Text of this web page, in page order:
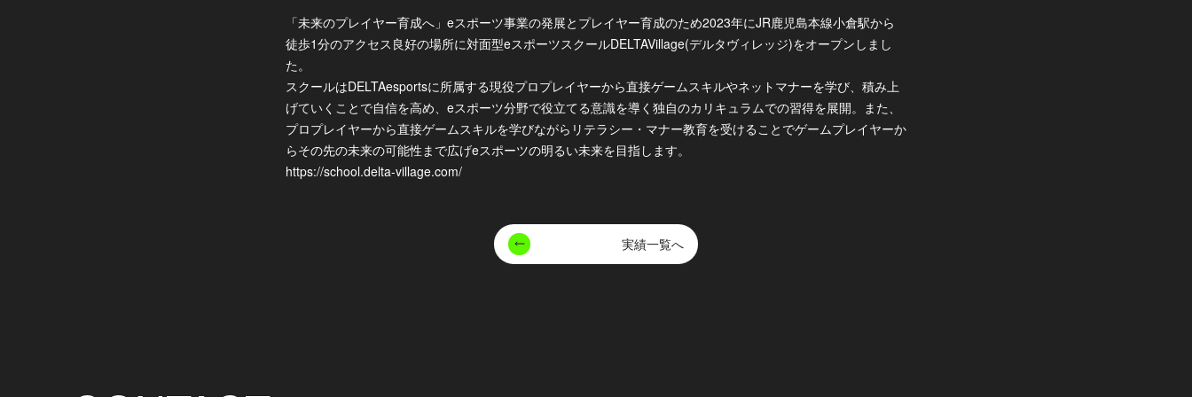
「未来のプレイヤー育成へ」eスポーツ事業の発展とプレイヤー育成のため2023年にJR鹿児島本線小倉駅から
徒歩1分のアクセス良好の場所に対面型eスポーツスクールDELTAVillage(デルタヴィレッジ)をオープンしまし
た。
スクールはDELTAesportsに所属する現役プロプレイヤーから直接ゲームスキルやネットマナーを学び、積み上
げていくことで自信を高め、eスポーツ分野で役立てる意識を導く独自のカリキュラムでの習得を展開。また、
プロプレイヤーから直接ゲームスキルを学びながらリテラシー・マナー教育を受けることでゲームプレイヤーか
らその先の未来の可能性まで広げeスポーツの明るい未来を目指します。
https://school.delta-village.com/
実績一覧へ